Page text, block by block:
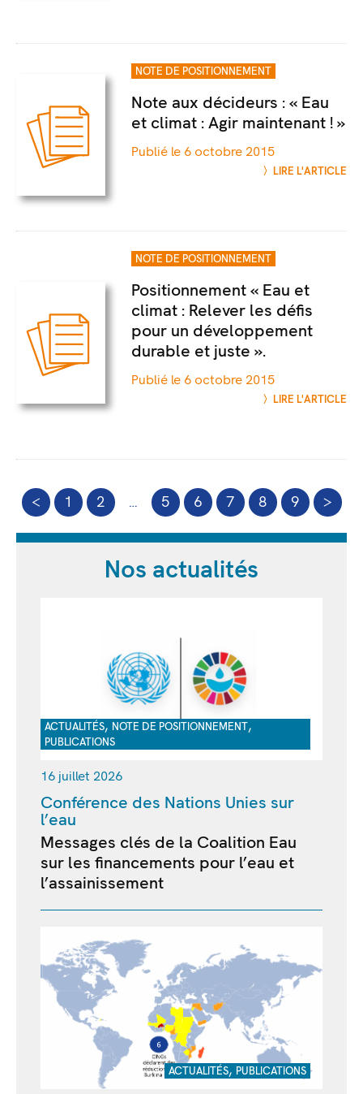
NOTE DE POSITIONNEMENT
Note aux décideurs : « Eau
et climat : Agir maintenant ! »
Publié le 6 octobre 2015
LIRE L'ARTICLE
NOTE DE POSITIONNEMENT
Positionnement « Eau et
climat : Relever les défis
pour un développement
durable et juste ».
Publié le 6 octobre 2015
LIRE L'ARTICLE
< 1 2 … 5 6 7 8 9 >
Nos actualités
ACTUALITÉS, NOTE DE POSITIONNEMENT,
PUBLICATIONS
16 juillet 2026
Conférence des Nations Unies sur
l’eau
Messages clés de la Coalition Eau
sur les financements pour l’eau et
l’assainissement
ACTUALITÉS, PUBLICATIONS